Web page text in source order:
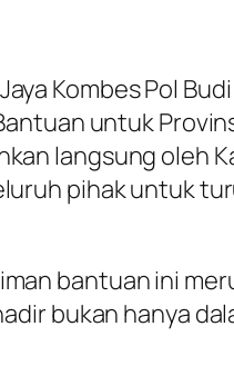
Kombes Pol
untuk
langsung oleh
pihak untuk
bantuan ini
bukan hanya